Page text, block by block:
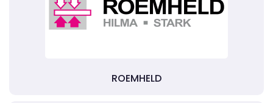
ROEMHELD